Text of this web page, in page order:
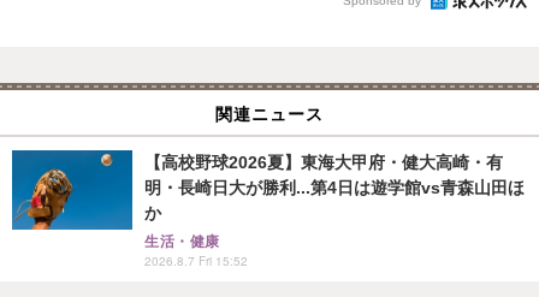
関連ニュース
【高校野球2026夏】東海大甲府・健大高崎・有
明・長崎日大が勝利...第4日は遊学館vs青森山田ほ
か
生活・健康
2026.8.7 Fri 15:52